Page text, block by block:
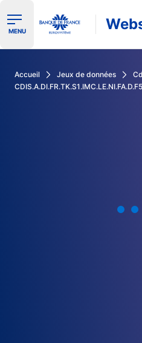
Ouvrir le menu de
MENU
Accueil Jeux de données